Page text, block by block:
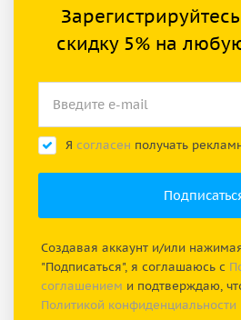
скидку 5% на
Я согласен получать
Создавая аккаунт и/или
"Подписаться", я соглашаюсь с
соглашением и подтверждаю,
Политикой конфиденциальности